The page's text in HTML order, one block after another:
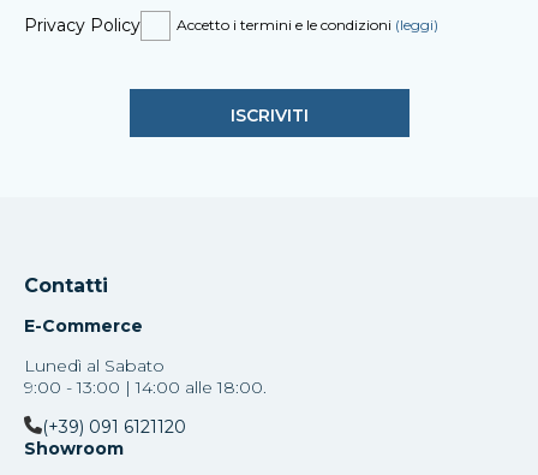
Privacy Policy Accetto i termini e le condizioni (leggi)
Contatti
E-Commerce
Lunedì al Sabato
9:00 - 13:00 | 14:00 alle 18:00.
(+39) 091 6121120
Showroom